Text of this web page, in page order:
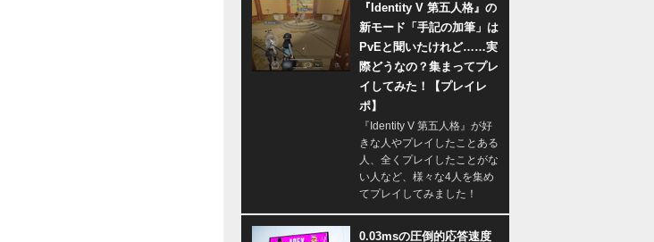
『Identity V 第五人格』の
新モード「手記の加筆」は
PvEと聞いたけれど……実
際どうなの？集まってプレ
イしてみた！【プレイレ
ポ】
『Identity V 第五人格』が好
きな人やプレイしたことある
人、全くプレイしたことがな
い人など、様々な4人を集め
てプレイしてみました！
0.03msの圧倒的応答速度